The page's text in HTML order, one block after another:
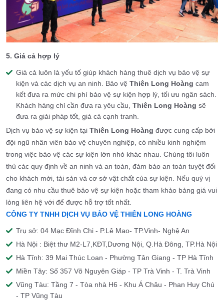
5. Giá cả hợp lý
Giá cả luôn là yếu tố giúp khách hàng thuê dịch vụ bảo vệ sự
kiện và các dịch vụ an ninh. Bảo vệ Thiên Long Hoàng cam
kết đưa ra mức chi phí bảo vệ sự kiện hợp lý, tối ưu ngân sách.
Khách hàng chỉ cần đưa ra yêu cầu, Thiên Long Hoàng sẽ
đưa ra giải pháp tốt, giá cả cạnh tranh.
Dịch vụ bảo vệ sự kiện tại Thiên Long Hoàng được cung cấp bởi
đội ngũ nhân viên bảo vệ chuyên nghiệp, có nhiều kinh nghiệm
trong việc bảo vệ các sự kiện lớn nhỏ khác nhau. Chúng tôi luôn
thủ các quy định về an ninh và an toàn, đảm bảo an toàn tuyệt đối
cho khách mời, tài sản và cơ sở vật chất của sự kiện. Nếu quý vị
đang có nhu cầu thuê bảo vệ sự kiện hoặc tham khảo bảng giá vui
lòng liên hệ với để được hỗ trợ tốt nhất.
CÔNG TY TNHH DỊCH VỤ BẢO VỆ THIÊN LONG HOÀNG
Trụ sở: 04 Mạc Đĩnh Chi - P.Lê Mao- TP.Vinh- Nghệ An
Hà Nội : Biệt thư M2-L7,KĐT,Dương Nội, Q.Hà Đông, TP.Hà Nội
Hà Tĩnh: 39 Mai Thúc Loan - Phường Tân Giang - TP Hà Tĩnh
Miền Tây: Số 357 Võ Nguyên Giáp - TP Trà Vinh - T. Trà Vinh
Vũng Tàu: Tầng 7 - Tòa nhà H6 - Khu Á Châu - Phan Huy Chú
- TP Vũng Tàu